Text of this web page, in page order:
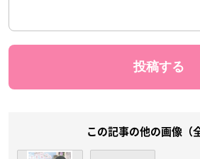
この記事の他の画像（